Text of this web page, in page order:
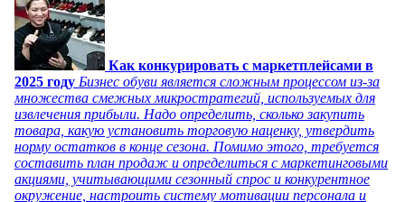
Как конкурировать с маркетплейсами в
2025 году Бизнес обуви является сложным процессом из-за
множества смежных микростратегий, используемых для
извлечения прибыли. Надо определить, сколько закупить
товара, какую установить торговую наценку, утвердить
норму остатков в конце сезона. Помимо этого, требуется
составить план продаж и определиться с маркетинговыми
акциями, учитывающими сезонный спрос и конкурентное
окружение, настроить систему мотивации персонала и